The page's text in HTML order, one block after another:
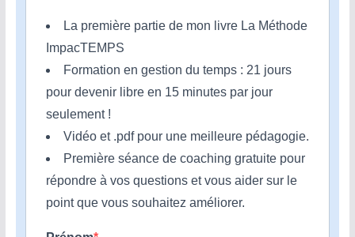
La première partie de mon livre La Méthode
ImpacTEMPS
Formation en gestion du temps : 21 jours
pour devenir libre en 15 minutes par jour
seulement !
Vidéo et .pdf pour une meilleure pédagogie.
Première séance de coaching gratuite pour
répondre à vos questions et vous aider sur le
point que vous souhaitez améliorer.